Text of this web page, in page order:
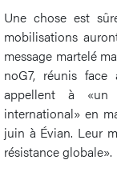
Une chose est
mobilisations
message martelé
noG7, réunis face
appellent à «un
international» en
juin à Évian. Leur
résistance globale».